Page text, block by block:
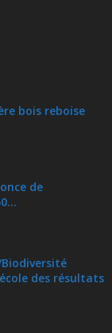
bois reboise
de
Biodiversité
des résultats